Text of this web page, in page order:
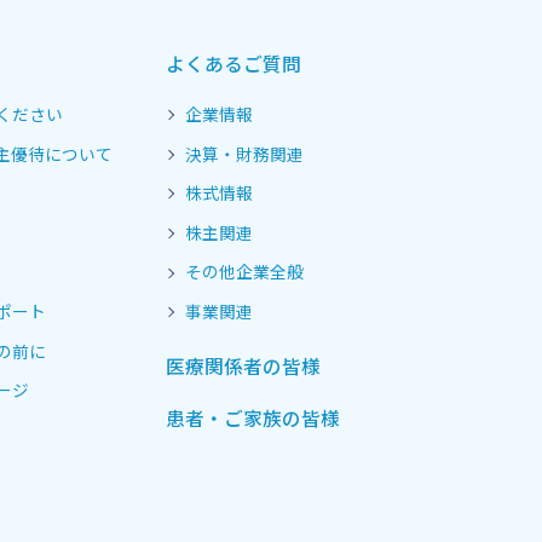
ださい
優待について
ート
前に
ジ
よくあるご質問
企業情報
決算・財務関連
株式情報
株主関連
その他企業全般
事業関連
医療関係者の皆様
患者・ご家族の皆様